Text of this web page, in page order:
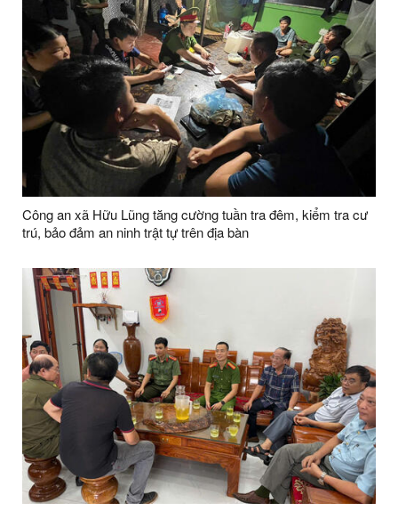
Công an xã Hữu Lũng tăng cường tuần tra đêm, kiểm tra cư
trú, bảo đảm an ninh trật tự trên địa bàn